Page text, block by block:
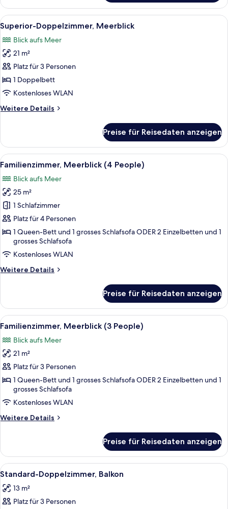
Doppelzimmer,
Meerblick
Alle
Fotos
für
Superior-
Doppelzimmer,
Meerblick
anzeigen
Hochwertige Bettwaren,
5
Superior-Doppelzimmer, Meerblick
Blick aufs Meer
21 m²
Platz für 3 Personen
1 Doppelbett
Kostenloses WLAN
Weitere Details
Weitere
Doppelzimmer,
Meerblick
Preise für Reisedaten anzeigen
Alle
Fotos
für
Familienzimmer,
Meerblick
(4
People)
anzeigen
Hochwertige Bettwaren,
5
Familienzimmer, Meerblick (4 People)
Blick aufs Meer
25 m²
1 Schlafzimmer
Platz für 4 Personen
1 Queen-Bett und 1 grosses Schlafsofa ODER 2 Einzelbetten und 1
grosses Schlafsofa
Kostenloses WLAN
Weitere Details
Weitere
Meerblick
(4
People)
Preise für Reisedaten anzeigen
Alle
Fotos
für
Familienzimmer,
Meerblick
(3
People)
anzeigen
Hochwertige Bettwaren,
5
Familienzimmer, Meerblick (3 People)
Blick aufs Meer
21 m²
Platz für 3 Personen
1 Queen-Bett und 1 grosses Schlafsofa ODER 2 Einzelbetten und 1
grosses Schlafsofa
Kostenloses WLAN
Weitere Details
Weitere
Meerblick
(3
People)
Preise für Reisedaten anzeigen
Alle
Fotos
für
Standard-
Ein Hotelzimmer mit einem Bett,
3
Standard-Doppelzimmer, Balkon
13 m²
Platz für 3 Personen